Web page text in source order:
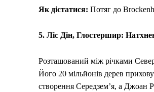
Як дістатися: Потяг до
5. Ліс Дін, Глостершир:
Розташований між річками
Його 20 мільйонів дерев
створення Середзем’я, а Джоан